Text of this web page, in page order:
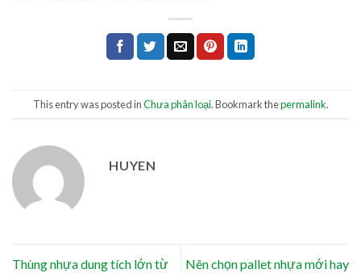
This entry was posted inChưa phân loại. Bookmark thepermalink.
HUYEN
Thùng nhựa dung tích lớn từ
Nên chọn pallet nhựa mới hay